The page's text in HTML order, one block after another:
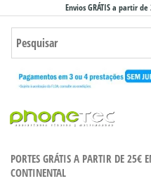
para
conteúdo
Envios GRÁTIS a partir
PORTES GRÁTIS A PARTIR DE 25€
CONTINENTAL